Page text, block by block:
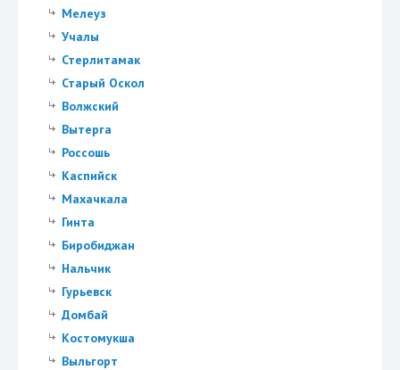
Мелеуз
Учалы
Стерлитамак
Старый Оскол
Волжский
Вытерга
Россошь
Каспийск
Махачкала
Гинта
Биробиджан
Нальчик
Гурьевск
Домбай
Костомукша
Выльгорт